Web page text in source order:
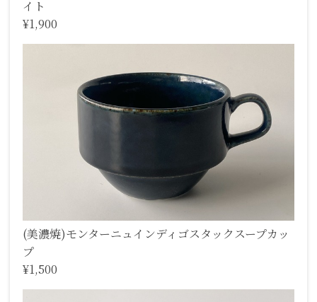
イト
¥1,900
(美濃焼)モンターニュインディゴスタックスープカッ
プ
¥1,500